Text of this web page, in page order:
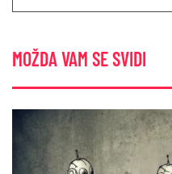
MOŽDA VAM SE SVIDI